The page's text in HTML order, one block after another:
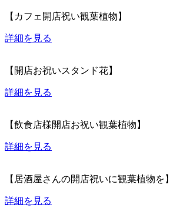
【カフェ開店祝い観葉植物】
詳細を見る
【開店お祝いスタンド花】
詳細を見る
【飲食店様開店お祝い観葉植物】
詳細を見る
【居酒屋さんの開店祝いに観葉植物を】
詳細を見る